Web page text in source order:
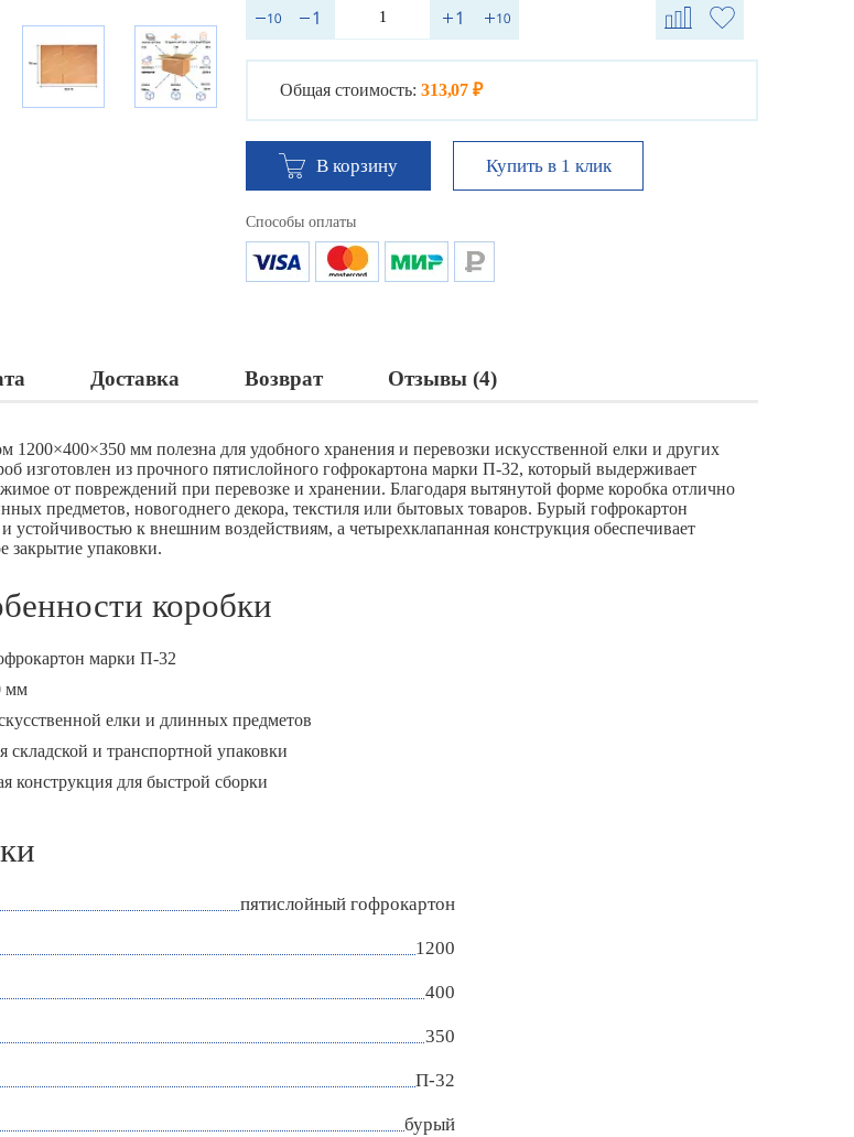
Общая стоимость: 313,07 ₽
В корзину Купить в 1 клик
Способы оплаты
Доставка Возврат Отзывы (4)
1200×400×350 мм полезна для удобного хранения и перевозки искусственной елки и других
изготовлен из прочного пятислойного гофрокартона марки П-32, который выдерживает
от повреждений при перевозке и хранении. Благодаря вытянутой форме коробка отлично
предметов, новогоднего декора, текстиля или бытовых товаров. Бурый гофрокартон
устойчивостью к внешним воздействиям, а четырехклапанная конструкция обеспечивает
закрытие упаковки.
коробки
марки П-32
мм
елки и длинных предметов
складской и транспортной упаковки
конструкция для быстрой сборки
пятислойный гофрокартон
1200
400
350
П-32
бурый